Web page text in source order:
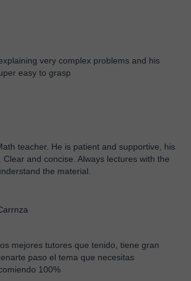
very complex problems and his
easy to grasp
teacher. He is patient and supportive, his
and concise. Always lectures with the
the material.
mejores tutores que tenido, tiene gran
paso el tema que necesitas
100%